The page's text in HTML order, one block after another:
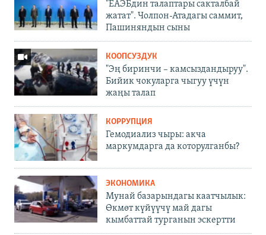
"ЕАЭБдин талаптары сакталбай
жатат". Чолпон-Атадагы саммит,
Пашиняндын сыны
КООПСУЗДУК
"Эң биринчи – камсыздандыруу".
Бийик чокуларга чыгуу үчүн
жаңы талап
КОРРУПЦИЯ
Гемодиализ чыры: акча
маркумдарга да которулганбы?
ЭКОНОМИКА
Мунай базарындагы каатчылык:
Өкмөт күйүүчү май дагы
кымбаттай турганын эскертти